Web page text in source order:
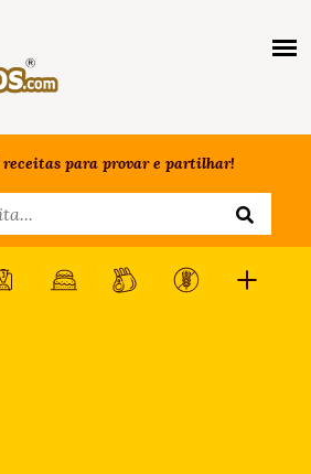
receitas para provar e partilhar!